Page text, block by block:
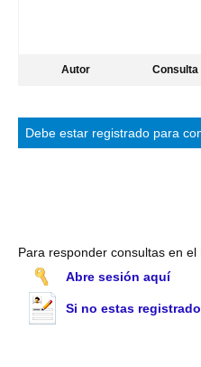
Autor Consulta
Debe estar registrado para
Para responder consultas en
Abre sesión aquí
Si no estas